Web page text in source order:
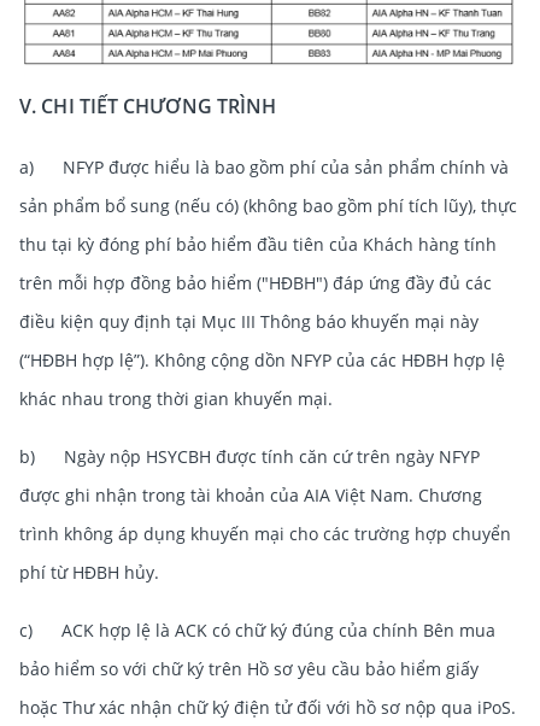
V. CHI TIẾT CHƯƠNG TRÌNH
a) NFYP được hiểu là bao gồm phí của sản phẩm chính và
sản phẩm bổ sung (nếu có) (không bao gồm phí tích lũy), thực
thu tại kỳ đóng phí bảo hiểm đầu tiên của Khách hàng tính
trên mỗi hợp đồng bảo hiểm ("HĐBH") đáp ứng đầy đủ các
điều kiện quy định tại Mục III Thông báo khuyến mại này
(“HĐBH hợp lệ”). Không cộng dồn NFYP của các HĐBH hợp lệ
khác nhau trong thời gian khuyến mại.
b) Ngày nộp HSYCBH được tính căn cứ trên ngày NFYP
được ghi nhận trong tài khoản của AIA Việt Nam. Chương
trình không áp dụng khuyến mại cho các trường hợp chuyển
phí từ HĐBH hủy.
c) ACK hợp lệ là ACK có chữ ký đúng của chính Bên mua
bảo hiểm so với chữ ký trên Hồ sơ yêu cầu bảo hiểm giấy
hoặc Thư xác nhận chữ ký điện tử đối với hồ sơ nộp qua iPoS.